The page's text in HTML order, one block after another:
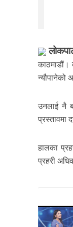
काठमाडौं।
न्यौपानेको
उनलाई नै
प्रस्तावमा
हालका
प्रहरी